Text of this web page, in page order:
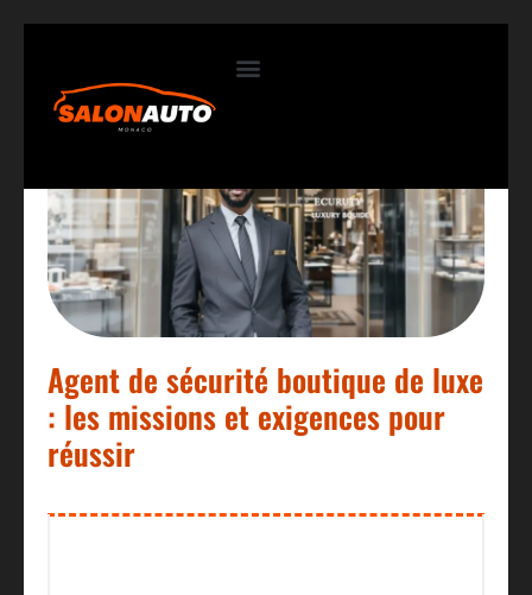
Agent de sécurité boutique de luxe
: les missions et exigences pour
réussir